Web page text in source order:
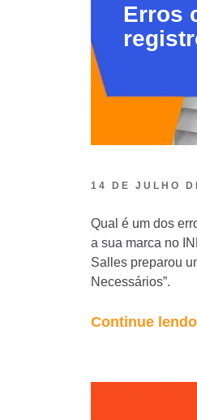
Erros
14 DE JULHO
Qual é um dos
a sua marca no
Salles preparou
Necessários”.
Continue lendo